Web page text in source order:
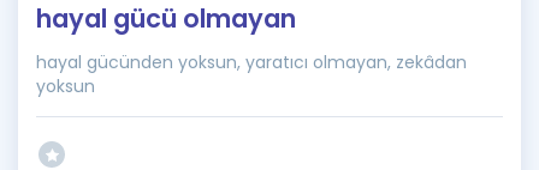
hayal gücü olmayan
hayal gücünden yoksun, yaratıcı olmayan, zekâdan
yoksun